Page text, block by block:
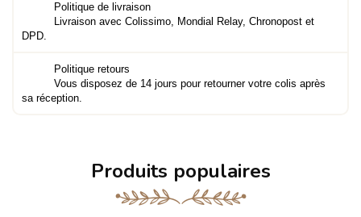
Politique de livraison
Livraison avec Colissimo, Mondial Relay, Chronopost et
DPD.
Politique retours
Vous disposez de 14 jours pour retourner votre colis après
sa réception.
Produits populaires